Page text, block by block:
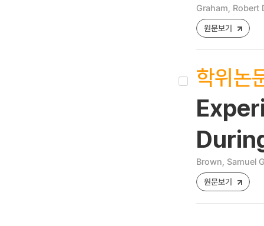
Graham, Robert
원문보기
학위논
Brown, Samuel
원문보기